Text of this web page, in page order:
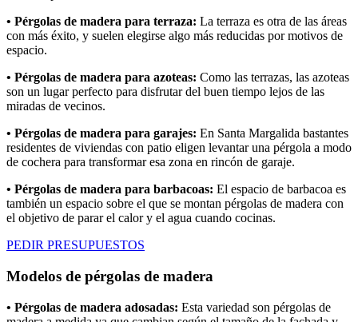
• Pérgolas de madera para terraza: La terraza es otra de las áreas
con más éxito, y suelen elegirse algo más reducidas pormotivos de
espacio.
• Pérgolas de madera para azoteas: Como las terrazas, las azoteas
son un lugar perfecto para disfrutar del buen tiempo lejos de las
miradas de vecinos.
• Pérgolas de madera para garajes: En Santa Margalida bastantes
residentes de viviendas con patio eligen levantar una pérgola a modo
de cochera para transformar esa zona en rincón de garaje.
• Pérgolas de madera para barbacoas: El espacio de barbacoa es
también un espacio sobre el que se montan pérgolas de madera con
el objetivo de parar el calor y el agua cuando cocinas.
PEDIR PRESUPUESTOS
Modelos de pérgolas de madera
• Pérgolas de madera adosadas: Esta variedad son pérgolas de